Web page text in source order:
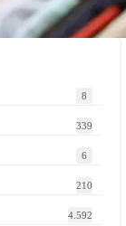
8
339
6
210
4.592